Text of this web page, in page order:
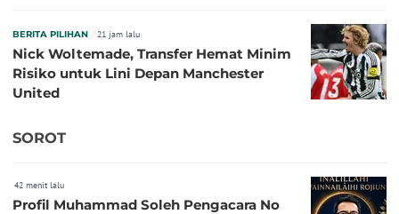
BERITA PILIHAN 21 jam lalu
Nick Woltemade, Transfer Hemat Minim
Risiko untuk Lini Depan Manchester
United
SOROT
42 menit lalu
Profil Muhammad Soleh Pengacara No